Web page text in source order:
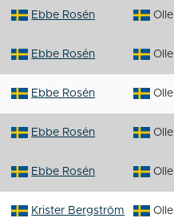
Ebbe Rosén
Ebbe Rosén
Ebbe Rosén
Ebbe Rosén
Ebbe Rosén
Krister Bergström